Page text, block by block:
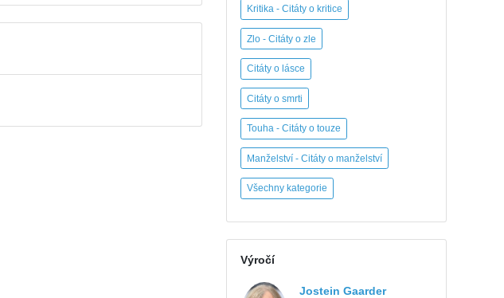
Kritika - Citáty o kritice
Zlo - Citáty o zle
Citáty o lásce
Citáty o smrti
Touha - Citáty o touze
Manželství - Citáty o manželství
Všechny kategorie
Výročí
Jostein Gaarder